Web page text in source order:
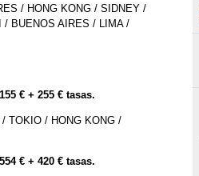
/ HONG KONG / SIDNEY /
/ BUENOS AIRES / LIMA /
€ + 255 € tasas.
TOKIO / HONG KONG /
€ + 420 € tasas.